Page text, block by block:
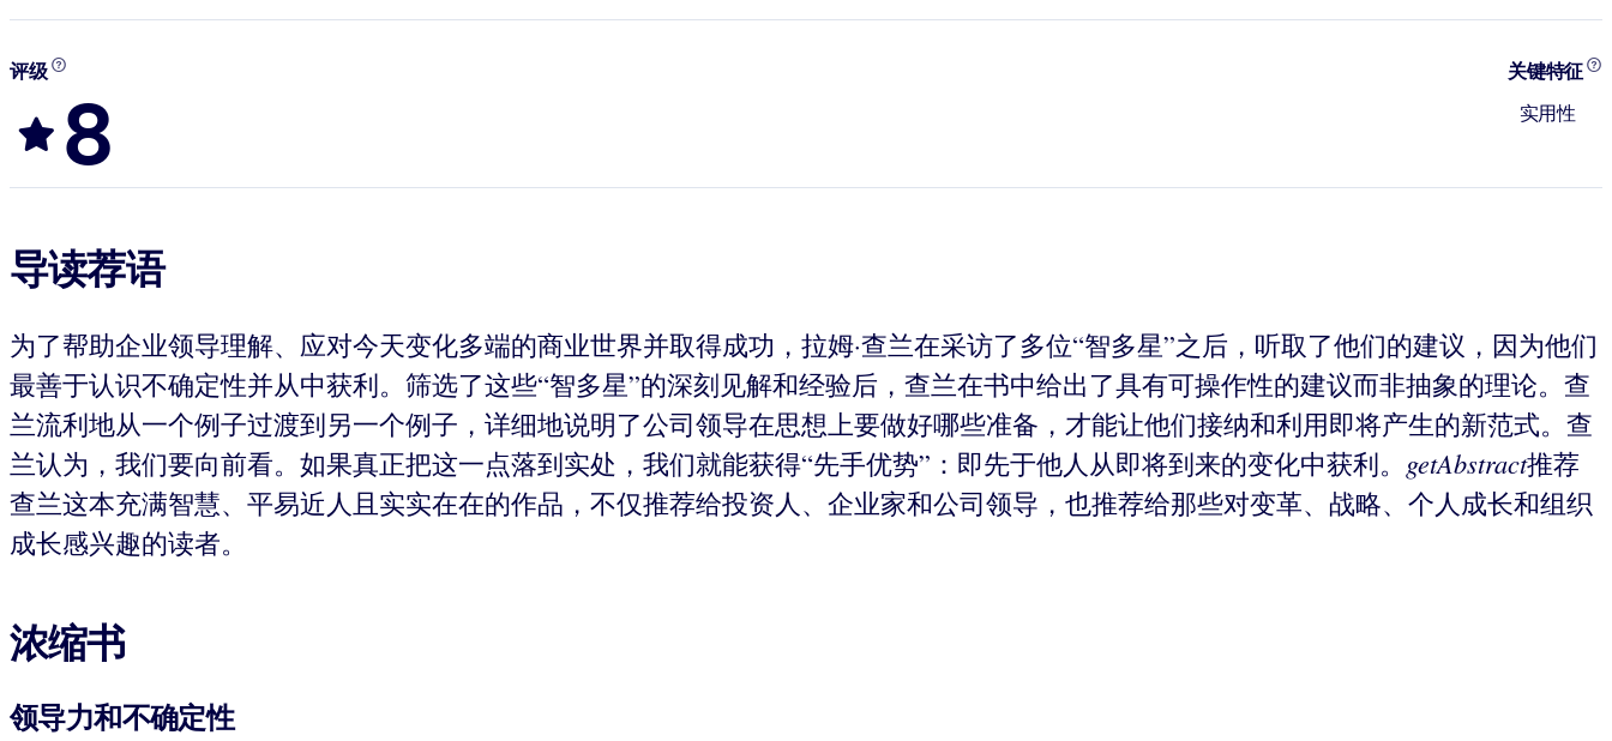
评级
8
关键特征
实用性
导读荐语
为了帮助企业领导理解、应对今天变化多端的商业世界并取得成功，拉姆·查兰在采访了多位“智多星”之后，听取了他们的建议，因为他们
最善于认识不确定性并从中获利。筛选了这些“智多星”的深刻见解和经验后，查兰在书中给出了具有可操作性的建议而非抽象的理论。查
兰流利地从一个例子过渡到另一个例子，详细地说明了公司领导在思想上要做好哪些准备，才能让他们接纳和利用即将产生的新范式。查
兰认为，我们要向前看。如果真正把这一点落到实处，我们就能获得“先手优势”：即先于他人从即将到来的变化中获利。 getAbstract推荐
查兰这本充满智慧、平易近人且实实在在的作品，不仅推荐给投资人、企业家和公司领导，也推荐给那些对变革、战略、个人成长和组织
成长感兴趣的读者。
浓缩书
领导力和不确定性